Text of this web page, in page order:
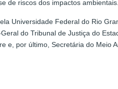
de riscos dos impactos ambientais.
Universidade Federal do Rio
do Tribunal de Justiça do
e, por último, Secretária do Meio